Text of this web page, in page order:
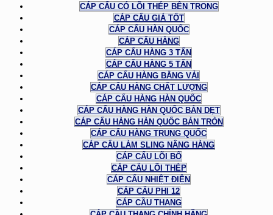
CÁP CẨU CÓ LÕI THÉP BÊN TRONG
CÁP CẨU GIÁ TỐT
CÁP CẨU HÀN QUỐC
CÁP CẨU HÀNG
CÁP CẨU HÀNG 3 TẤN
CÁP CẨU HÀNG 5 TẤN
CÁP CẨU HÀNG BẰNG VẢI
CÁP CẨU HÀNG CHẤT LƯỢNG
CÁP CẨU HÀNG HÀN QUỐC
CÁP CẨU HÀNG HÀN QUỐC BẢN DẸT
CÁP CẨU HÀNG HÀN QUỐC BẢN TRÒN
CÁP CẨU HÀNG TRUNG QUỐC
CÁP CẨU LÀM SLING NÂNG HÀNG
CÁP CẨU LÕI BỐ
CÁP CẨU LÕI THÉP
CÁP CẨU NHIỆT ĐIỆN
CÁP CẨU PHI 12
CÁP CẦU THANG